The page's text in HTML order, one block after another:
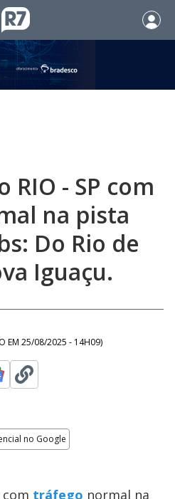
RIO - SP com
na pista
Do Rio de
Iguaçu.
EM 25/08/2025 - 14H09)
no Google
com tráfego normal na